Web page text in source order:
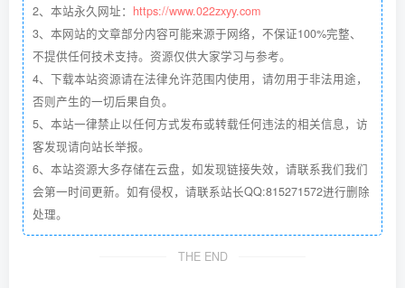
2、本站永久网址： https://www.022zxyy.com
3、本网站的文章部分内容可能来源于网络，不保证100%完整、
不提供任何技术支持。资源仅供大家学习与参考。
4、下载本站资源请在法律允许范围内使用，请勿用于非法用途，
否则产生的一切后果自负。
5、本站一律禁止以任何方式发布或转载任何违法的相关信息，访
客发现请向站长举报。
6、本站资源大多存储在云盘，如发现链接失效，请联系我们我们
会第一时间更新。如有侵权，请联系站长QQ:815271572进行删除
处理。
THE END